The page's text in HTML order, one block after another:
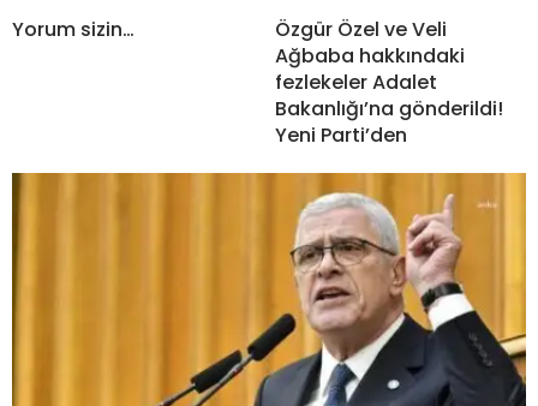
Yorum sizin…
Özgür Özel ve Veli
Ağbaba hakkındaki
fezlekeler Adalet
Bakanlığı’na gönderildi!
Yeni Parti’den